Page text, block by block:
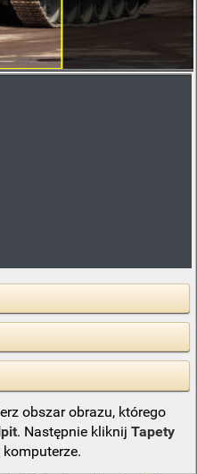
obszar obrazu, którego
. Następnie kliknij Tapety